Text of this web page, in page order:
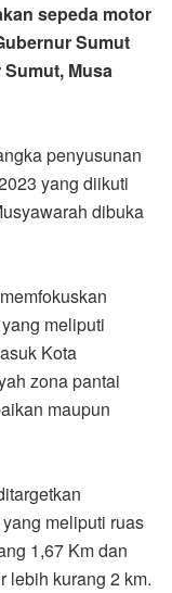
sepeda motor
Sumut
Musa
penyusunan
yang diikuti
dibuka
meliputi
Kota
zona pantai
maupun
meliputi ruas
1,67 Km dan
lebih kurang 2 km.